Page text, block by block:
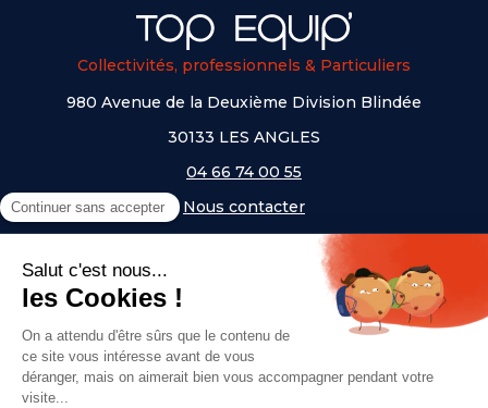
Collectivités, professionnels & Particuliers
980 Avenue de la Deuxième Division Blindée
30133 LES ANGLES
04 66 74 00 55
Nous contacter
NOS UNIVERS